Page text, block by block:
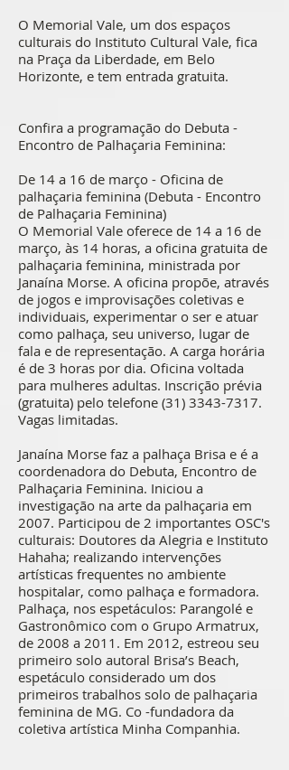
O Memorial Vale, um dos espaços
culturais do Instituto Cultural Vale, fica
na Praça da Liberdade, em Belo
Horizonte, e tem entrada gratuita.
Confira a programação do Debuta -
Encontro de Palhaçaria Feminina:
De 14 a 16 de março - Oficina de
palhaçaria feminina (Debuta - Encontro
de Palhaçaria Feminina)
O Memorial Vale oferece de 14 a 16 de
março, às 14 horas, a oficina gratuita de
palhaçaria feminina, ministrada por
Janaína Morse. A oficina propõe, através
de jogos e improvisações coletivas e
individuais, experimentar o ser e atuar
como palhaça, seu universo, lugar de
fala e de representação. A carga horária
é de 3 horas por dia. Oficina voltada
para mulheres adultas. Inscrição prévia
(gratuita) pelo telefone (31) 3343-7317.
Vagas limitadas.
Janaína Morse faz a palhaça Brisa e é a
coordenadora do Debuta, Encontro de
Palhaçaria Feminina. Iniciou a
investigação na arte da palhaçaria em
2007. Participou de 2 importantes OSC's
culturais: Doutores da Alegria e Instituto
Hahaha; realizando intervenções
artísticas frequentes no ambiente
hospitalar, como palhaça e formadora.
Palhaça, nos espetáculos: Parangolé e
Gastronômico com o Grupo Armatrux,
de 2008 a 2011. Em 2012, estreou seu
primeiro solo autoral Brisa’s Beach,
espetáculo considerado um dos
primeiros trabalhos solo de palhaçaria
feminina de MG. Co -fundadora da
coletiva artística Minha Companhia.